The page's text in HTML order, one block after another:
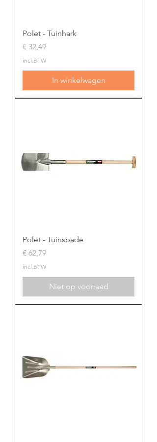
Polet - Tuinhark
Prijs
€ 32,49
incl.BTW
In winkelwagen
Polet - Tuinspade
Prijs
€ 62,79
incl.BTW
Niet op voorraad